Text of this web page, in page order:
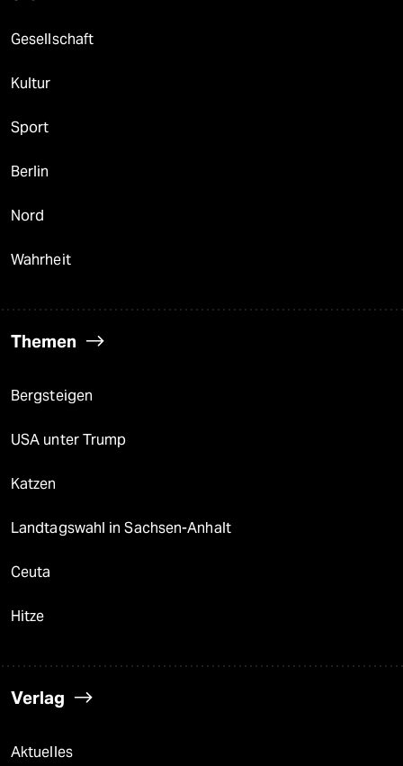
Gesellschaft
Kultur
Sport
Berlin
Nord
Wahrheit
Themen
Bergsteigen
USA unter Trump
Katzen
Landtagswahl in Sachsen-Anhalt
Ceuta
Hitze
Verlag
Aktuelles